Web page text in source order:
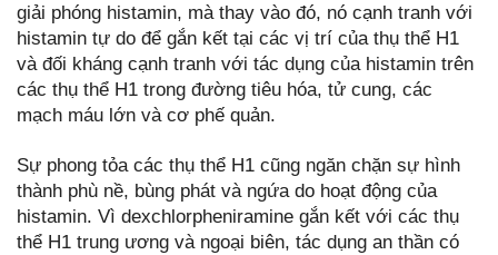
giải phóng histamin, mà thay vào đó, nó cạnh tranh với
histamin tự do để gắn kết tại các vị trí của thụ thể H1
và đối kháng cạnh tranh với tác dụng của histamin trên
các thụ thể H1 trong đường tiêu hóa, tử cung, các
mạch máu lớn và cơ phế quản.
Sự phong tỏa các thụ thể H1 cũng ngăn chặn sự hình
thành phù nề, bùng phát và ngứa do hoạt động của
histamin. Vì dexchlorpheniramine gắn kết với các thụ
thể H1 trung ương và ngoại biên, tác dụng an thần có